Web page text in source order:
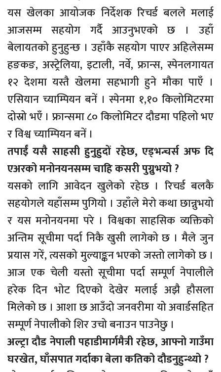
यस खेलका आयोजक निर्देशक रिचर्ड बलले मलाई
आजसम्म सहयोग गर्दै आउनुभएको छ । उहाँ
बेलायतको हुनुहुन्छ । उहाँकै सहयोग पाएर अहिलेसम्म
हङकङ, अस्ट्रेलिया, इटाली, नर्वे, फ्रान्स, स्पेनलगायत
१२ देशमा यस्तै खेलमा सहभागी हुने मौका पाएँ ।
एसियान च्याम्पियन बनें । स्पेनमा १,१० किलोमिटरमा
दोस्रो भएँ । फ्रान्समा ८० किलोमिटर दौडमा पहिलो भए
र विश्व च्याम्पियन बनें ।
तपाईं यसै साहसी हुनुहुदों रहेछ, एड्भन्चर्स अफ दि
एअरको मनोनयनसम्म चाहि कसरी पुग्नुभयो ?
यसको लागि आवेदन खुलेको रहेछ । रिचर्ड बलकै
सहयोगले यहाँसम्म पुगियो । उहाँले मेरो कथा छान्नुभयो
र यस मनोनयनमा परे । विश्वका साहसिक व्यक्तिको
अन्तिम सूचीमा पर्दा निकै खुसी लागेको छ । मैले जुन
प्रयास गरें, त्यसको मुल्याङ्कन भएको जस्तो लागेको छ ।
आज एक चेली यस्तो सूचीमा पर्दा सम्पूर्ण नेपालीले
हरेक दिन भोट दिएको देखेर मलाई अझै हौसला
मिलेको छ । आशा छ आउँदो जनवरीमा यो अवार्डसहित
सम्पूर्ण नेपालीको शिर उचो बनाउन पाउनेछु ।
अल्ट्रा दौड नेपाली पहाडीमार्गमैत्री रहेछ, आफ्नो गाउँमा
घरखेत, घाँसपात गर्दाका बेला कतिको दौडनुहुन्थ्यो ?